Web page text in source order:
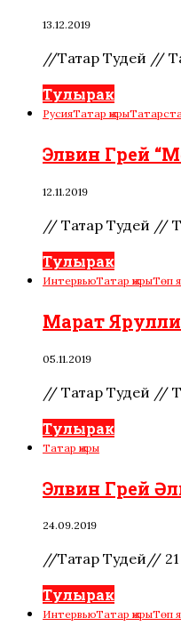
13.12.2019
//Татар Тудей //
Тулырак
РусияТатар җыры
Элвин Грей
12.11.2019
// Татар Тудей //
Тулырак
ИнтервьюТатар җырыТөп
Марат
05.11.2019
// Татар Тудей //
Тулырак
Татар җыры
Элвин Грей
24.09.2019
//Татар Тудей// 21
Тулырак
ИнтервьюТатар җырыТөп